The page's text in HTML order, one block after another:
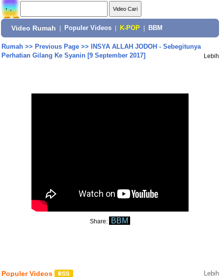
Video Rumah Populer Videos K-POP BBM
Rumah>> Previous Page>>
INSYA ALLAH JODOH - Sebegitunya
Perhatian Gilang Ke Syanin [9 September 2017]
Lebih
Share: BBM
Populer Videos Lebih